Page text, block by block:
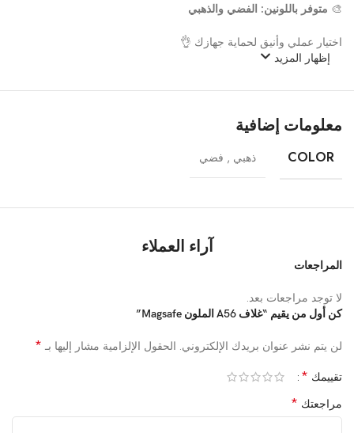
🎨 متوفر باللونين: الفضي والذهبي
اختيار عملي وأنيق لحماية جهازك 👌
إظهار المزيد
معلومات إضافية
COLOR ذهبي , فضي
آراء العملاء
المراجعات
لا توجد مراجعات بعد.
كن أول من يقيم “غلاف A56 الملون Magsafe”
لن يتم نشر عنوان بريدك الإلكتروني. الحقول الإلزامية مشار إليها بـ *
تقييمك *
مراجعتك *